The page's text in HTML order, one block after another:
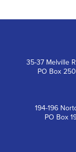
35-37 Melville
PO Box
194-196
PO Box